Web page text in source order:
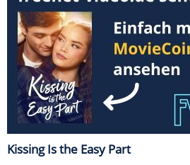
Kissing Is the Easy Part